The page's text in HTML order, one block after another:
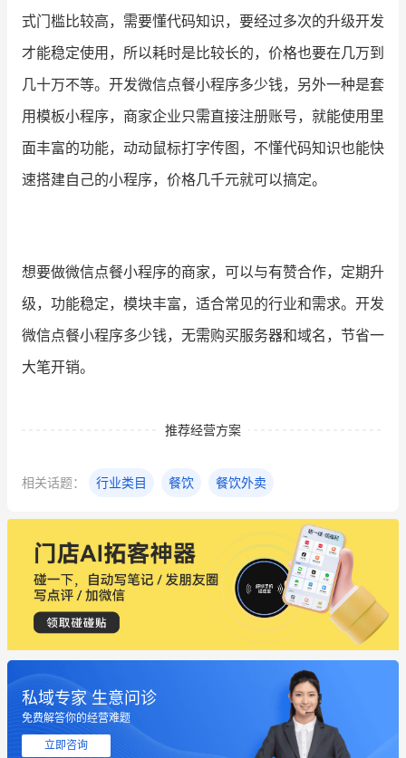
式门槛比较高，需要懂代码知识，要经过多次的升级开发
才能稳定使用，所以耗时是比较长的，价格也要在几万到
几十万不等。开发微信点餐小程序多少钱，另外一种是套
用模板小程序，商家企业只需直接注册账号，就能使用里
面丰富的功能，动动鼠标打字传图，不懂代码知识也能快
速搭建自己的小程序，价格几千元就可以搞定。
想要做微信点餐小程序的商家，可以与有赞合作，定期升
级，功能稳定，模块丰富，适合常见的行业和需求。开发
微信点餐小程序多少钱，无需购买服务器和域名，节省一
大笔开销。
推荐经营方案
相关话题： 行业类目 餐饮 餐饮外卖
私域专家 生意问诊
免费解答你的经营难题
立即咨询
这个营销策划案例推荐大家看一下